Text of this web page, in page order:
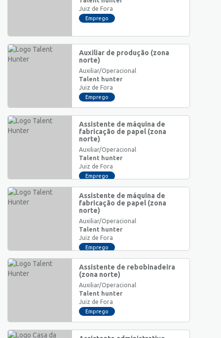
Juiz de Fora
Emprego
Auxiliar de produção (zona
norte)
Auxiliar/Operacional
Talent hunter
Juiz de Fora
Emprego
Assistente de máquina de
fabricação de papel (zona
norte)
Auxiliar/Operacional
Talent hunter
Juiz de Fora
Emprego
Assistente de máquina de
fabricação de papel (zona
norte)
Auxiliar/Operacional
Talent hunter
Juiz de Fora
Emprego
Assistente de rebobinadeira
(zona norte)
Auxiliar/Operacional
Talent hunter
Juiz de Fora
Emprego